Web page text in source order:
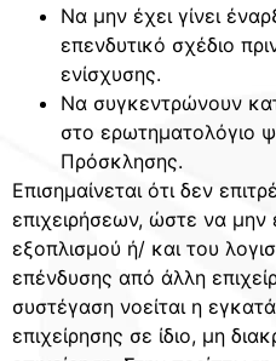
Να μην έχει γίνει
επενδυτικό σχέδιο
ενίσχυσης.
Να συγκεντρώνουν
στο ερωτηματολόγιο
Πρόσκλησης.
Επισημαίνεται ότι δεν
επιχειρήσεων, ώστε να μην
εξοπλισμού ή/ και του
επένδυσης από άλλη
συστέγαση νοείται η
επιχείρησης σε ίδιο, μη